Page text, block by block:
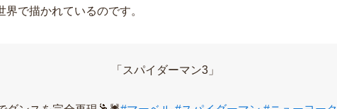
界で描かれているのです。
「スパイダーマン3」